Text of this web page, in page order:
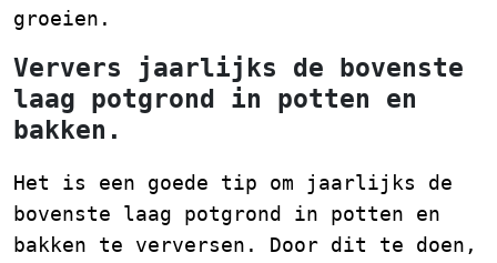
groeien.
Ververs jaarlijks de bovenste
laag potgrond in potten en
bakken.
Het is een goede tip om jaarlijks de
bovenste laag potgrond in potten en
bakken te verversen. Door dit te doen,